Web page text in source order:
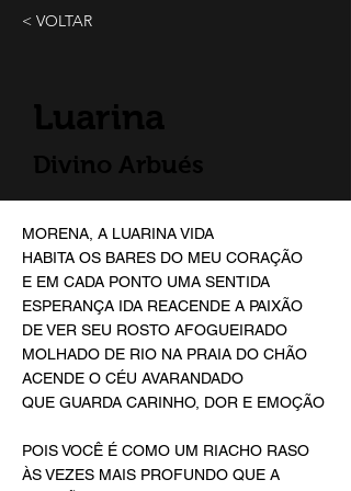
< VOLTAR
Luarina
Divino Arbués
MORENA, A LUARINA VIDA
HABITA OS BARES DO MEU CORAÇÃO
E EM CADA PONTO UMA SENTIDA
ESPERANÇA IDA REACENDE A PAIXÃO
DE VER SEU ROSTO AFOGUEIRADO
MOLHADO DE RIO NA PRAIA DO CHÃO
ACENDE O CÉU AVARANDADO
QUE GUARDA CARINHO, DOR E EMOÇÃO
POIS VOCÊ É COMO UM RIACHO RASO
ÀS VEZES MAIS PROFUNDO QUE A